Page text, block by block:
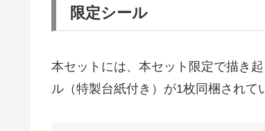
限定シール
本セットには、本セット限定で描き
ル（特製台紙付き）が1枚同梱されて